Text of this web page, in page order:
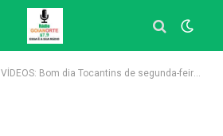
VÍDEOS: Bom dia Tocantins de segunda-feira, 18 de novembro de 2024